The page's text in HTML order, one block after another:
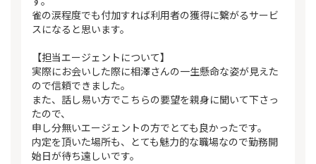
雀の涙程度でも付加すれば利用者の獲得に繋がるサービ
スになると思います。
【担当エージェントについて】
実際にお会いした際に相澤さんの一生懸命な姿が見えた
ので信頼できました。
また、話し易い方でこちらの要望を親身に聞いて下さっ
たので、
申し分無いエージェントの方でとても良かったです。
内定を頂いた場所も、とても魅力的な職場なので勤務開
始日が待ち遠しいです。